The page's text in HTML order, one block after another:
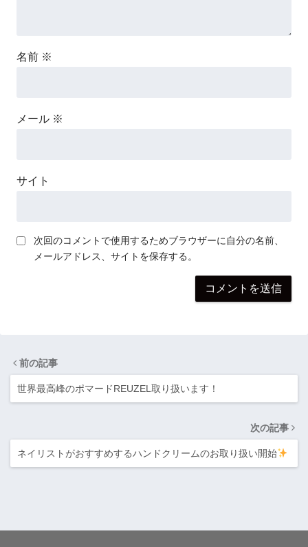
名前 ※
メール ※
サイト
次回のコメントで使用するためブラウザーに自分の名前、
メールアドレス、サイトを保存する。
前の記事
世界最高峰のポマードREUZEL取り扱います！
次の記事
ネイリストがおすすめするハンドクリームのお取り扱い開始